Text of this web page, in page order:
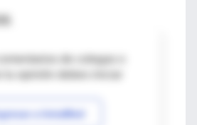
de colegas o
a IntraMed